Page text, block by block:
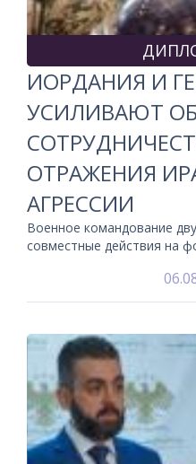
ИОРДАНИЯ И
УСИЛИВАЮТ
ОТРАЖЕНИЯ
АГРЕССИИ
Военное командование
совместные действия на